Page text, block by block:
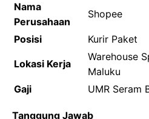
Nama
Perusahaan
Shopee
Posisi Kurir Paket
Lokasi Kerja
Warehouse
Maluku
Gaji
UMR Seram
Tanggung Jawab